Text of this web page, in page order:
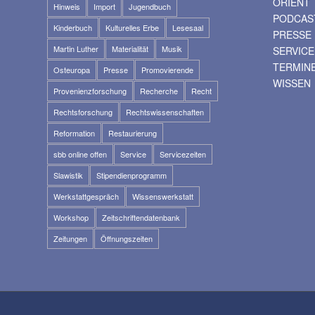
Hinweis
Import
Jugendbuch
Kinderbuch
Kulturelles Erbe
Lesesaal
Martin Luther
Materialität
Musik
Osteuropa
Presse
Promovierende
Provenienzforschung
Recherche
Recht
Rechtsforschung
Rechtswissenschaften
Reformation
Restaurierung
sbb online offen
Service
Servicezeiten
Slawistik
Stipendienprogramm
Werkstattgespräch
Wissenswerkstatt
Workshop
Zeitschriftendatenbank
Zeitungen
Öffnungszeiten
PRESSE
SERVICE
WISSEN